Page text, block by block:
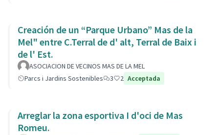
Creación de un “Parque Urbano” Mas de la
Mel" entre C.Terral de d' alt, Terral de Baix i
de l' Est.
ASOCIACION DE VECINOS MAS DE LA MEL
Parcs i Jardins Sostenibles
3 2 Acceptada
Arreglar la zona esportiva I d'oci de Mas
Romeu.